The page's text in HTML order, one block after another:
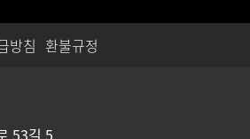
방침 환불규정